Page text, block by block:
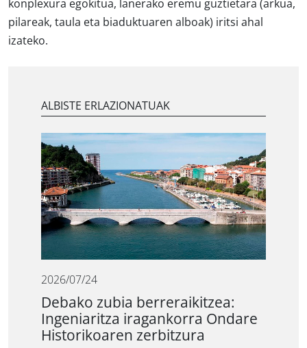
konplexura egokitua, lanerako eremu guztietara (arkua,
pilareak, taula eta biaduktuaren alboak) iritsi ahal
izateko.
ALBISTE ERLAZIONATUAK
2026/07/24
Debako zubia berreraikitzea:
Ingeniaritza iragankorra Ondare
Historikoaren zerbitzura